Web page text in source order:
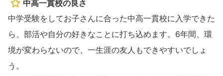
中高一貫校の良さ
中学受験をしてお子さんに合った中高一貫校に入学できた
ら、部活や自分の好きなことに打ち込めます。6年間、環
境が変わらないので、一生涯の友人もできやすいでしょ
う。